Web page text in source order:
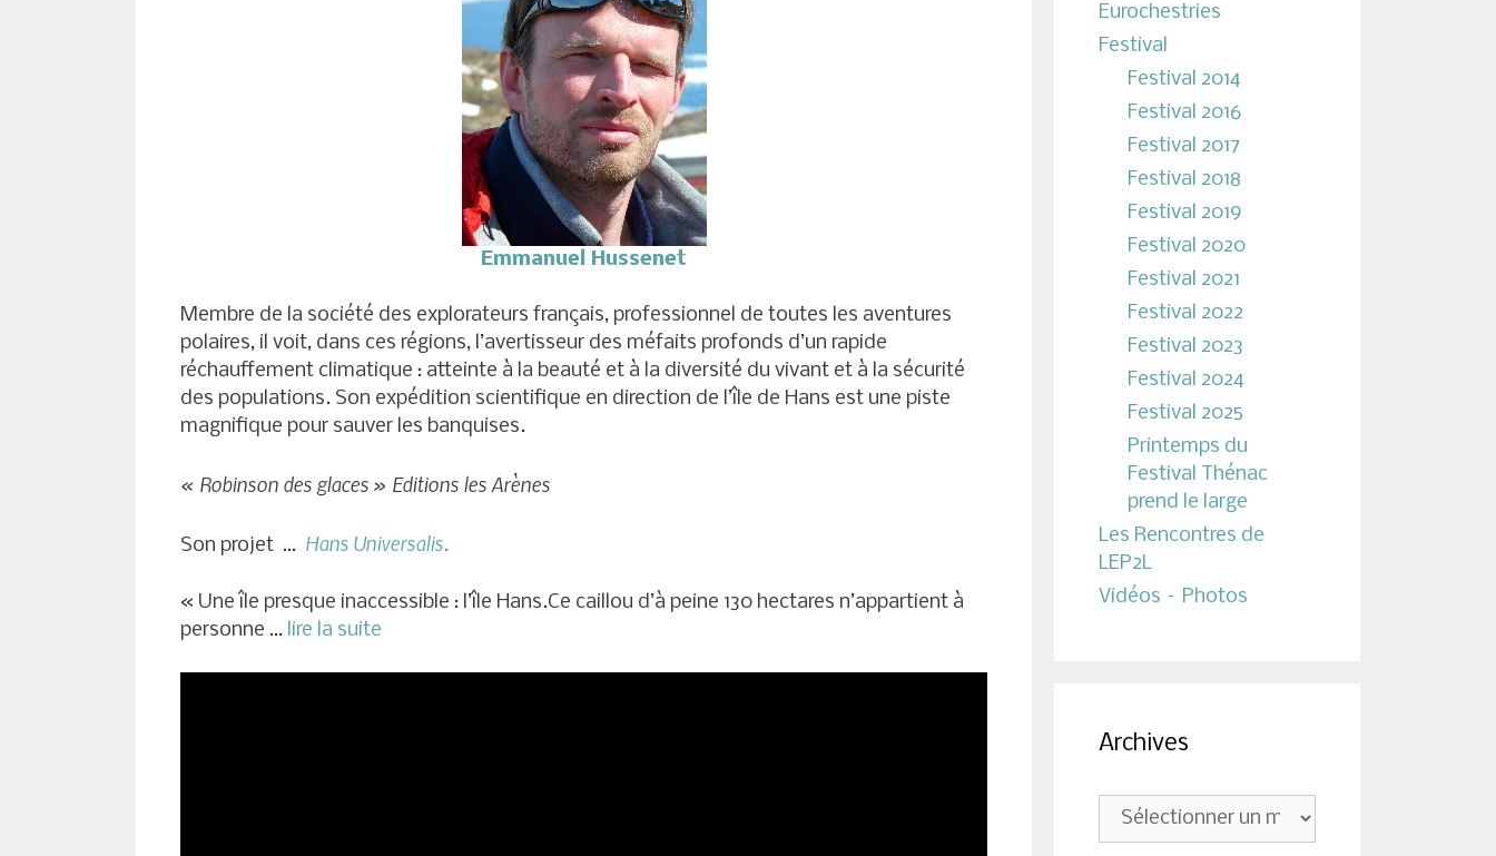
Emmanuel Hussenet
Membre de la société des explorateurs français, professionnel de toutes les aventures
polaires, il voit, dans ces régions, l’avertisseur des méfaits profonds d’un rapide
réchauffement climatique : atteinte à la beauté et à la diversité du vivant et à la sécurité
des populations. Son expédition scientifique en direction de l’île de Hans est une piste
magnifique pour sauver les banquises.
« Robinson des glaces » Editions les Arènes
Son projet … Hans Universalis.
« Une île presque inaccessible : l’île Hans.Ce caillou d’à peine 130 hectares n’appartient à
personne … lire la suite
Eurochestries
Festival
Festival 2014
Festival 2016
Festival 2017
Festival 2018
Festival 2019
Festival 2020
Festival 2021
Festival 2022
Festival 2023
Festival 2024
Festival 2025
Printemps du
Festival Thénac
prend le large
Les Rencontres de
LEP2L
Vidéos – Photos
Archives
Archives